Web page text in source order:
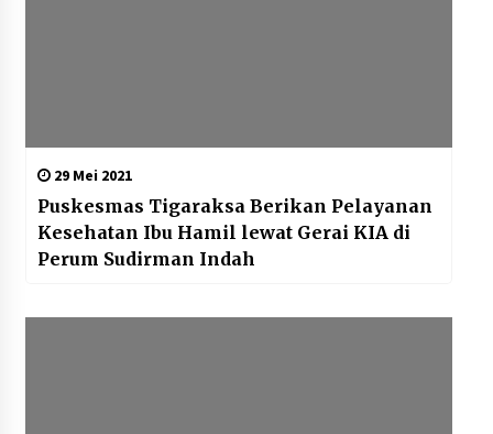
29 Mei 2021
Puskesmas Tigaraksa Berikan Pelayanan
Kesehatan Ibu Hamil lewat Gerai KIA di
Perum Sudirman Indah